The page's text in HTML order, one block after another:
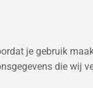
je gebruik
die wij